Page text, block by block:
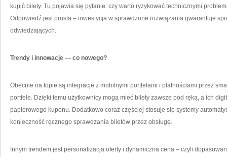
kupić bilety. Tu pojawia się pytanie: czy warto ryzykować technicznymi
Odpowiedź jest prosta – inwestycja w sprawdzone rozwiązania gwarantuje
odwiedzających.
Trendy i innowacje — co nowego?
Obecnie na topie są integracje z mobilnymi portfelami i płatnościami przez
portfele. Dzięki temu użytkownicy mogą mieć bilety zawsze pod ręką, a ich
papierowego kuponu. Dodatkowo coraz częściej stosuje się systemy
konieczność ręcznego sprawdzania biletów przez obsługę.
Innym trendem jest personalizacja oferty i dynamiczna cena – czyli